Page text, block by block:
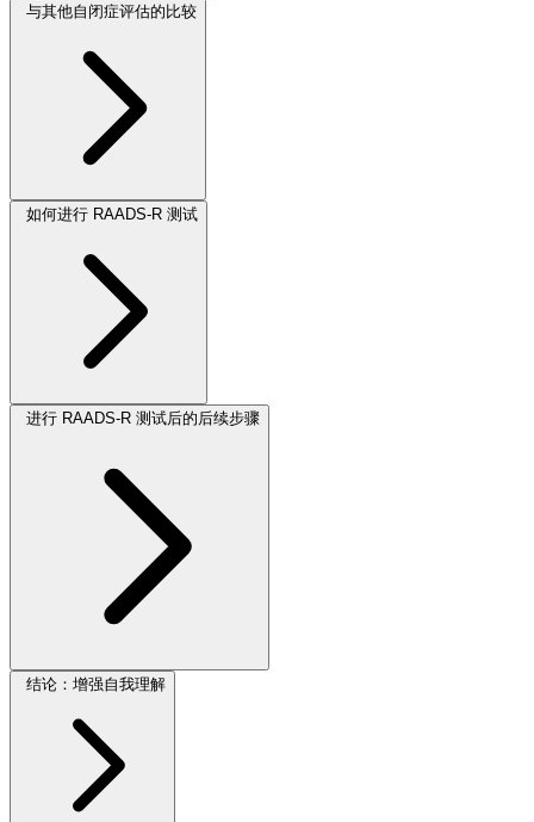
与其他自闭症评估的比较
如何进行 RAADS-R 测试
进行 RAADS-R 测试后的后续步骤
结论：增强自我理解